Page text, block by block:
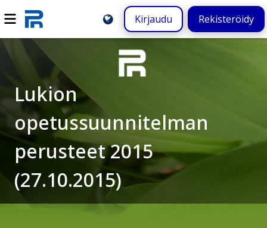
Kirjaudu Rekisteröidy
Lukion
opetussuunnitelman
perusteet 2015
(27.10.2015)